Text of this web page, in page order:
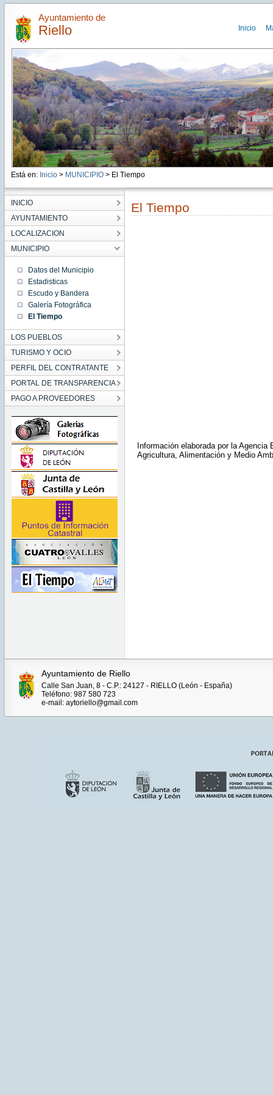
Ayuntamiento de
Riello Inicio
Está en: Inicio > MUNICIPIO> El Tiempo
INICIO
AYUNTAMIENTO
LOCALIZACION
MUNICIPIO
Datos del Municipio
Estadisticas
Escudo y Bandera
Galería Fotográfica
El Tiempo
LOS PUEBLOS
TURISMO Y OCIO
PERFIL DEL CONTRATANTE
PORTAL DE TRANSPARENCIA
PAGO A PROVEEDORES
El Tiempo
Información elaborada por la
Agricultura, Alimentación y Medio
Ayuntamiento de Riello
Calle San Juan, 8 - C.P.: 24127 - RIELLO (León - España)
Teléfono: 987 580 723
e-mail: aytoriello@gmail.com